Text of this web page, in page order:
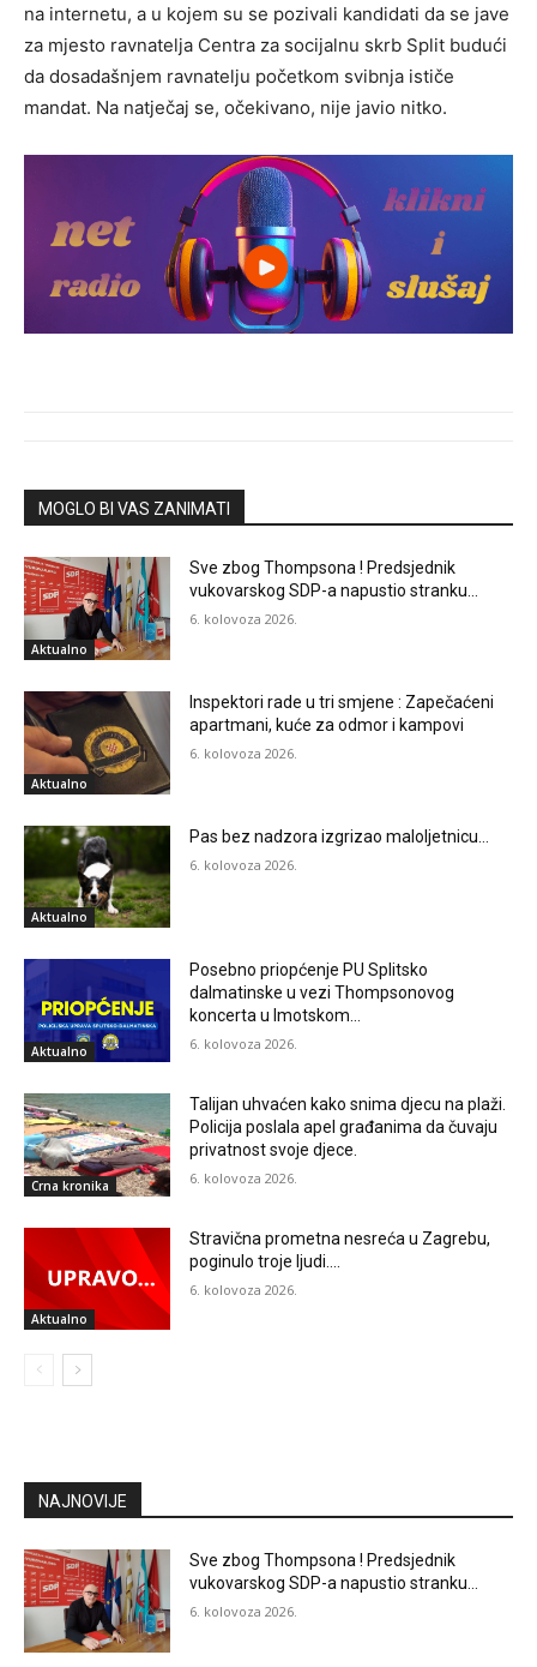
na internetu, a u kojem su se pozivali kandidati da se jave
za mjesto ravnatelja Centra za socijalnu skrb Split budući
da dosadašnjem ravnatelju početkom svibnja ističe
mandat. Na natječaj se, očekivano, nije javio nitko.
MOGLO BI VAS ZANIMATI
Aktualno
Sve zbog Thompsona ! Predsjednik
vukovarskog SDP-a napustio stranku…
6. kolovoza 2026.
Aktualno
Inspektori rade u tri smjene : Zapečaćeni
apartmani, kuće za odmor i kampovi
6. kolovoza 2026.
Aktualno
Pas bez nadzora izgrizao maloljetnicu…
6. kolovoza 2026.
Aktualno
Posebno priopćenje PU Splitsko
dalmatinske u vezi Thompsonovog
koncerta u Imotskom…
6. kolovoza 2026.
Crna kronika
Talijan uhvaćen kako snima djecu na plaži.
Policija poslala apel građanima da čuvaju
privatnost svoje djece.
6. kolovoza 2026.
Aktualno
Stravična prometna nesreća u Zagrebu,
poginulo troje ljudi….
6. kolovoza 2026.
NAJNOVIJE
Sve zbog Thompsona ! Predsjednik
vukovarskog SDP-a napustio stranku…
6. kolovoza 2026.